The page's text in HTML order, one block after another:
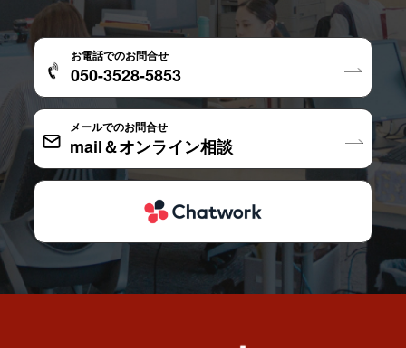
お電話でのお問合せ
050-3528-5853
メールでのお問合せ
mail＆オンライン相談